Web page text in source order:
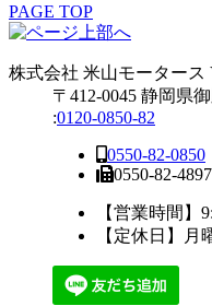
PAGE TOP
株式会社 米山モータース
〒412-0045 静岡県
:0120-0850-82
0550-82-0850
0550-82-4897
【営業時間】
【定休日】月